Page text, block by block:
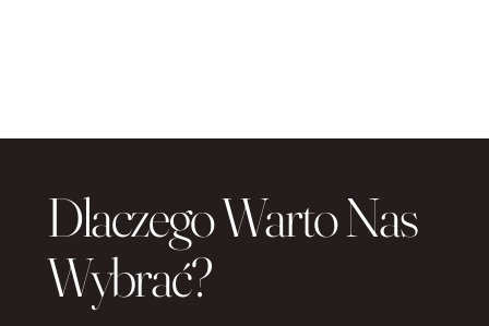
Dlaczego Warto Nas
Wybrać?